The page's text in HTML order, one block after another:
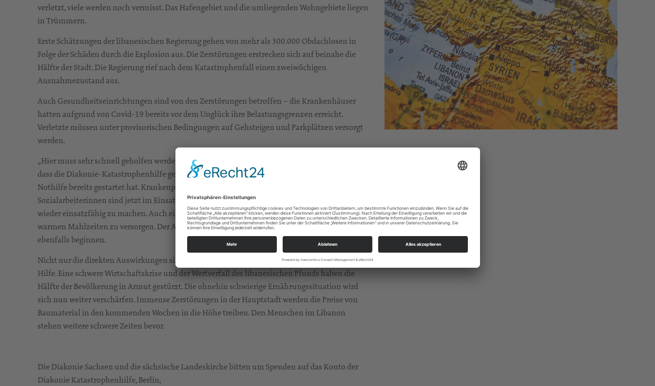
verletzt, viele werden noch vermisst. Das Hafengebiet und die umliegenden Wohngebiete liegen
in Trümmern.
Erste Schätzungen der libanesischen Regierung gehen von mehr als 300.000 Obdachlosen in
Folge der Schäden durch die Explosion aus. Die Zerstörungen erstrecken sich auf beinahe die
Hälfte der Stadt. Die Regierung rief nach dem Katastrophenfall einen zweiwöchigen
Ausnahmezustand aus.
Auch Gesundheitseinrichtungen sind von den Zerstörungen betroffen – die Krankenhäuser
hatten aufgrund von Covid-19 bereits vor dem Unglück ihre Belastungsgrenzen erreicht.
Verletzte müssen unter provisorischen Bedingungen auf Gehsteigen und Parkplätzen versorgt
werden.
„Hier muss sehr schnell geholfen werden“, sagt Diakonie-Chef Dietrich Bauer und ist dankbar,
dass die Diakonie-Katastrophenhilfe gemeinsam mit der lokalen Partnerorganisation IOCC die
Nothilfe bereits gestartet hat. Krankenpflegerinnen und Krankenpfleger, Ärztinnen und
Sozialarbeiterinnen sind jetzt im Einsatz, um die wichtigsten medizinischen Nothilfezentren
wieder einsatzfähig zu machen. Auch eine Suppenküche wird eröffnet, um Menschen mit
warmen Mahlzeiten zu versorgen. Der Aufbau von Unterkünften soll in den nächsten Tagen
ebenfalls beginnen.
Nicht nur die direkten Auswirkungen sind verheerend, auch mittelfristig braucht der Libanon
Hilfe. Eine schwere Wirtschaftskrise und der Wertverfall des libanesischen Pfunds haben die
Hälfte der Bevölkerung in Armut gestürzt. Die ohnehin schwierige Ernährungssituation wird
sich nun weiter verschärfen. Immense Zerstörungen in der Hauptstadt werden die Preise von
Baumaterial in den kommenden Wochen in die Höhe treiben. Den Menschen im Libanon
stehen weitere schwere Zeiten bevor.
Die Diakonie Sachsen und die sächsische Landeskirche bitten um Spenden auf das Konto der
Diakonie Katastrophenhilfe, Berlin,